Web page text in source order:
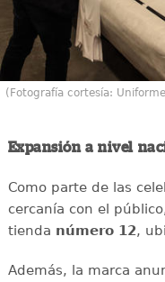
(Fotografía cortesía:
Expansión a nivel
Como parte de las
cercanía con el
tienda número 12,
Además, la marca